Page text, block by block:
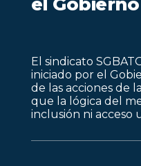
El sindicato
iniciado por el
de las acciones de
que la lógica del
inclusión ni acceso